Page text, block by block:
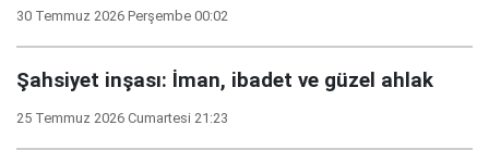
30 Temmuz 2026 Perşembe 00:02
Şahsiyet inşası: İman, ibadet ve güzel ahlak
25 Temmuz 2026 Cumartesi 21:23